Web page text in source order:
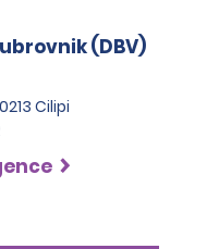
(DBV)
Cilipi